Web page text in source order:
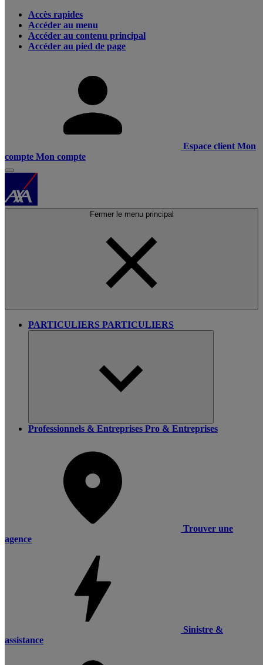
Accès rapides
Accéder au menu
Accéder au contenu principal
Accéder au pied de page
Espace client Mon
compte Mon compte
Fermer le menu principal
PARTICULIERS PARTICULIERS
Professionnels & Entreprises Pro & Entreprises
Trouver une
agence
Sinistre &
assistance